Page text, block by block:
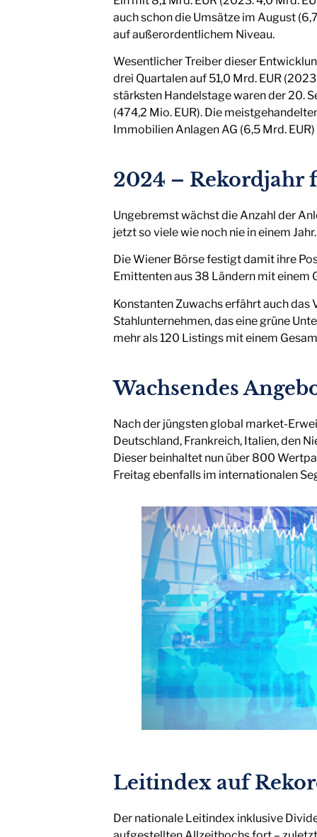
auch schon die Umsätze im August
auf außerordentlichem Niveau.
Wesentlicher Treiber dieser
drei Quartalen auf 51,0 Mrd. EUR
stärksten Handelstage waren der 20.
(474,2 Mio. EUR). Die
Immobilien Anlagen AG (6,5 Mrd.
2024 – Rekordjahr
Ungebremst wächst die Anzahl der
jetzt so viele wie noch nie in einem Jahr.
Die Wiener Börse festigt damit ihre
Emittenten aus 38 Ländern mit einem
Konstanten Zuwachs erfährt auch das
Stahlunternehmen, das eine grüne
mehr als 120 Listings mit einem
Wachsendes
Nach der jüngsten global market-
Deutschland, Frankreich, Italien, den
Dieser beinhaltet nun über 800
Freitag ebenfalls im internationalen
Leitindex auf
Der nationale Leitindex inklusive